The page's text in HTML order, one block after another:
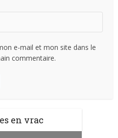
e-mail et mon site dans le
commentaire.
en vrac